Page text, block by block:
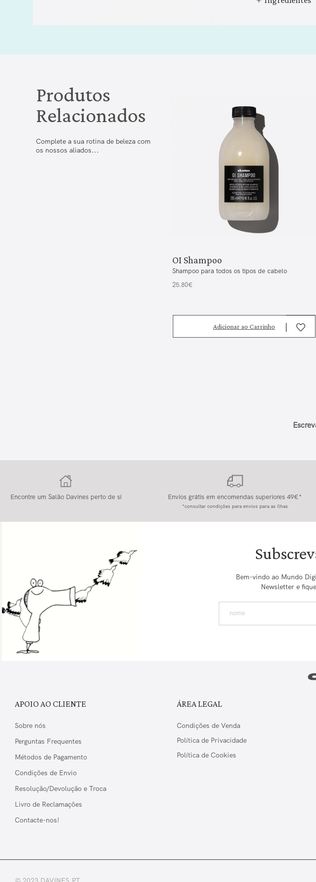
Produtos
Relacionados
Complete a sua rotina de beleza com
os nossos aliados...
OI Shampoo
Shampoo para todos os tipos de cabelo
25.80€
Adicionar ao Carrinho
Encontre um Salão Davines perto de si Envios grátis em encomendas superiores 49€*
*consultar condições para envios para as Ilhas
Bem-vindo ao Mundo
Newsletter e
APOIO AO CLIENTE
Sobre nós
Perguntas Frequentes
Métodos de Pagamento
Condições de Envio
Resolução/Devolução e Troca
Livro de Reclamações
Contacte-nos!
ÁREA LEGAL
Condições de Venda
Política de Privacidade
Política de Cookies